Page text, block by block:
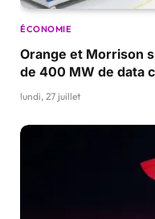
ÉCONOMIE
Orange et Morrison
de 400 MW de data
lundi, 27 juillet